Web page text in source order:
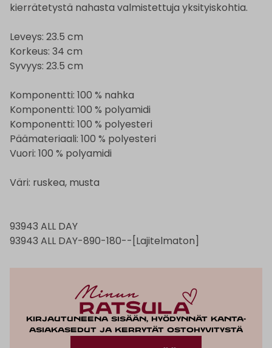
kierrätetystä nahasta valmistettuja yksityiskohtia.
Leveys: 23.5 cm
Korkeus: 34 cm
Syvyys: 23.5 cm
Komponentti: 100 % nahka
Komponentti: 100 % polyamidi
Komponentti: 100 % polyesteri
Päämateriaali: 100 % polyesteri
Vuori: 100 % polyamidi
Väri: ruskea, musta
93943 ALL DAY
93943 ALL DAY-890-180--[Lajitelmaton]
Kirjautuneena sisään, hyödynnät kanta-
asiakasedut ja kerrytät ostohyvitystä